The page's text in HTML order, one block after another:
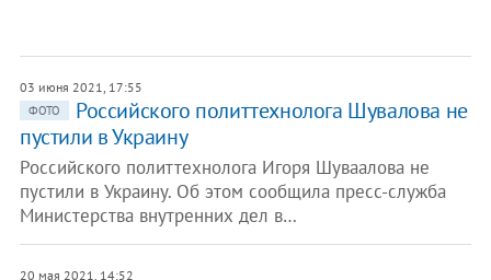
03 июня 2021, 17:55
ФОТО
Российского политтехнолога Шувалова не
пустили в Украину
Российского политтехнолога Игоря Шуваалова не
пустили в Украину. Об этом сообщила пресс-служба
Министерства внутренних дел в…
20 мая 2021, 14:52